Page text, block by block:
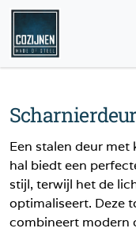
Een stalen deur
hal biedt een
stijl, terwijl het de
optimaliseert. Deze
combineert modern